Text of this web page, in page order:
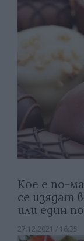
Кое е по-
се изядат
или един
27.12.2021 / 16:35